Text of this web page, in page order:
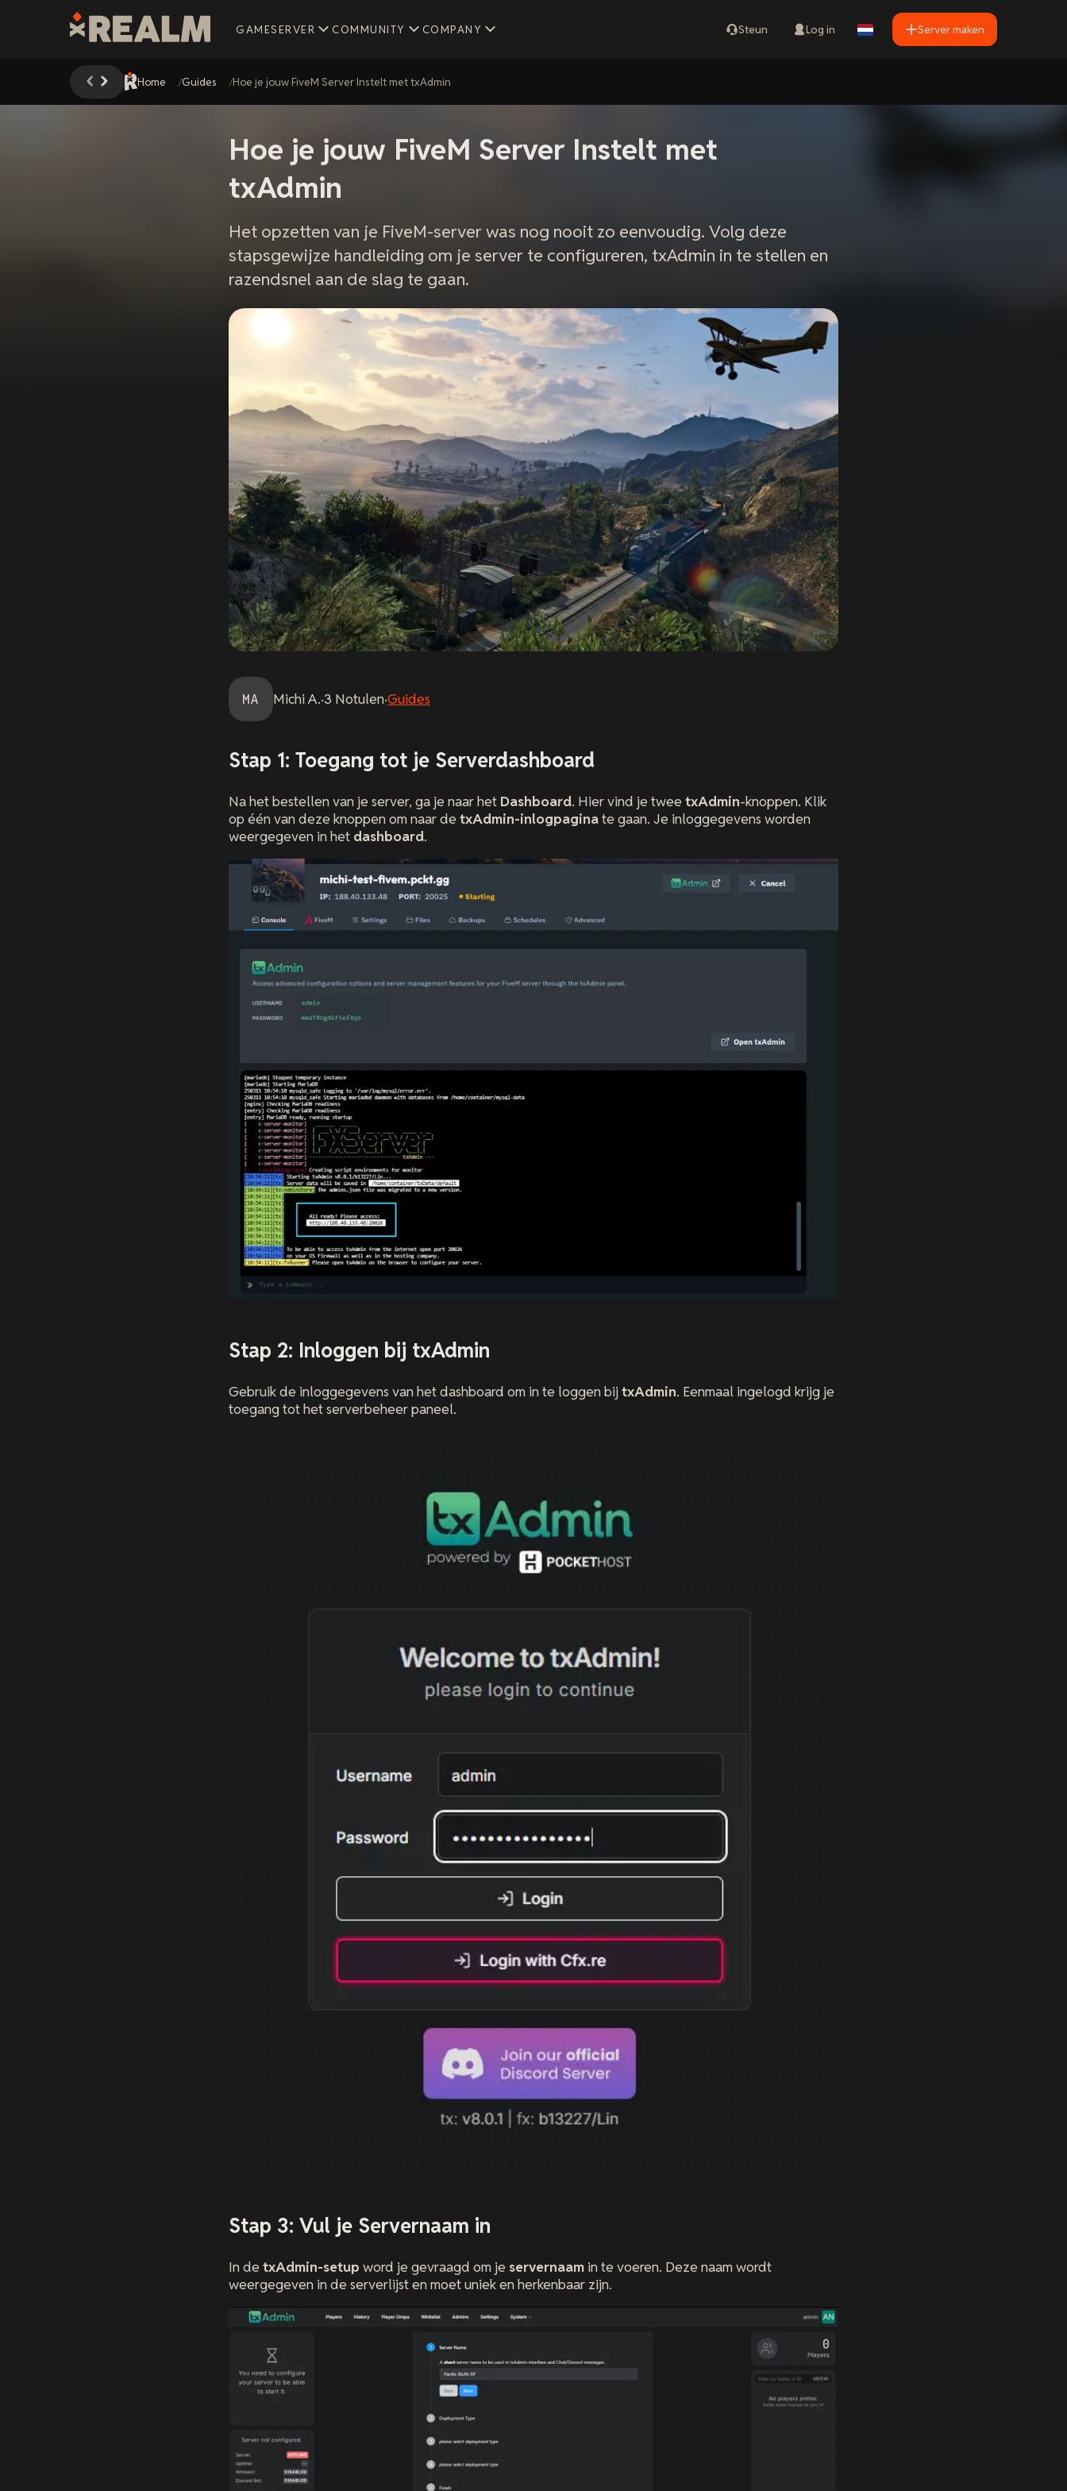
GAMESERVER COMMUNITY COMPANY Steun Log in Server maken
Home Guides Hoe je jouw FiveM Server Instelt met txAdmin
Hoe je jouw FiveM Server Instelt met
txAdmin
Het opzetten van je FiveM-server was nog nooit zo eenvoudig. Volg deze
stapsgewijze handleiding om je server te configureren, txAdmin in te stellen en
razendsnel aan de slag te gaan.
MA MichiA.·3 Notulen·Guides
Stap 1: Toegang tot je Serverdashboard
Na het bestellen van je server, ga je naar het Dashboard. Hier vind je twee txAdmin-knoppen. Klik
op één van deze knoppen om naar de txAdmin-inlogpaginate gaan. Je inloggegevens worden
weergegeven in het dashboard.
Stap 2: Inloggen bij txAdmin
Gebruik de inloggegevens van het dashboard om in te loggen bijtxAdmin. Eenmaal ingelogd krijg je
toegang tot het serverbeheer paneel.
Stap 3: Vul je Servernaam in
In de txAdmin-setup word je gevraagd om je servernaam in te voeren. Deze naam wordt
weergegeven in de serverlijst en moet uniek en herkenbaar zijn.